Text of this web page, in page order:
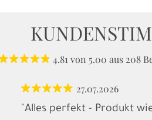
4.81 von 5.00 aus 208
27.07.2026
"Alles perfekt - Produkt